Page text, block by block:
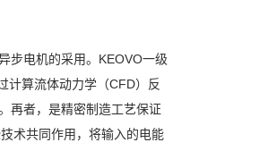
步电机的采用。KEOVO一级
计算流体动力学（CFD）反
再者，是精密制造工艺保证
术共同作用，将输入的电能